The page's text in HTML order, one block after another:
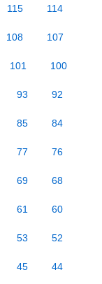
115 114
108 107
101 100
93 92
85 84
77 76
69 68
61 60
53 52
45 44